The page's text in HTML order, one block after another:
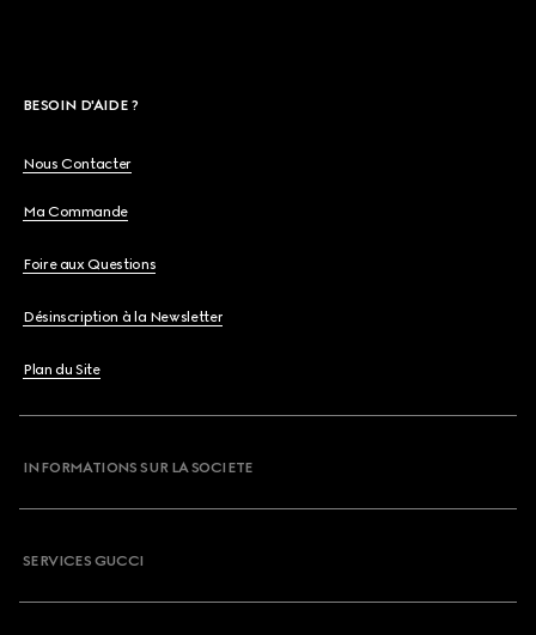
BESOIN D'AIDE ?
Nous Contacter
Ma Commande
Foire aux Questions
Désinscription à la Newsletter
Plan du Site
INFORMATIONS SUR LA SOCIETE
SERVICES GUCCI